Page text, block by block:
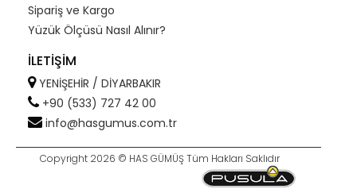
Sipariş ve Kargo
Yüzük Ölçüsü Nasıl Alınır?
İLETİŞİM
YENİŞEHİR / DİYARBAKIR
+90 (533) 727 42 00
info@hasgumus.com.tr
Copyright 2026 © HAS GÜMÜŞ Tüm Hakları Saklıdır